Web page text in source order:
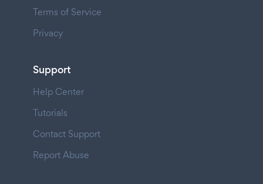
Terms of Service
Privacy
Support
Help Center
Tutorials
Contact Support
Report Abuse